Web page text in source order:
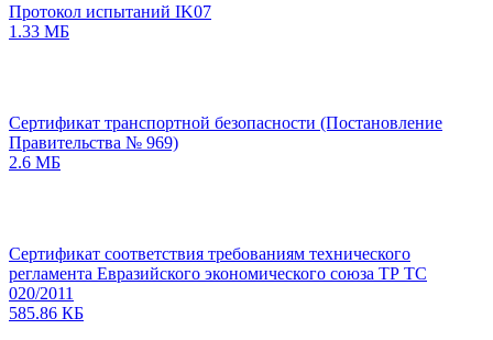
Протокол испытаний IK07
1.33 МБ
Сертификат транспортной безопасности (Постановление
Правительства № 969)
2.6 МБ
Сертификат соответствия требованиям технического
регламента Евразийского экономического союза ТР ТС
020/2011
585.86 КБ